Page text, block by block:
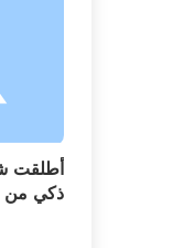
ذكي من